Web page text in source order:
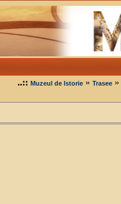
..:: Muzeul de Istorie» Trasee»